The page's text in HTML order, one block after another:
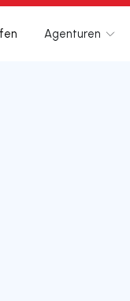
Agenturen